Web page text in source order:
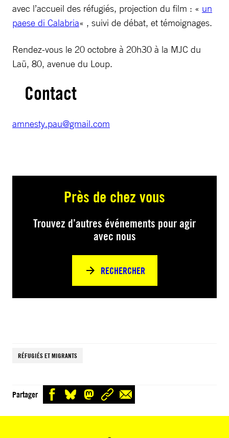
avec l’accueil des réfugiés, projection du film : « un
paese di Calabria« , suivi de débat, et témoignages.
Rendez-vous le 20 octobre à 20h30 à la MJC du
Laü, 80, avenue du Loup.
Contact
amnesty.pau@gmail.com
Près de chez vous
Trouvez d’autres événements pour agir
avec nous
RECHERCHER
RÉFUGIÉS ET MIGRANTS
Partager